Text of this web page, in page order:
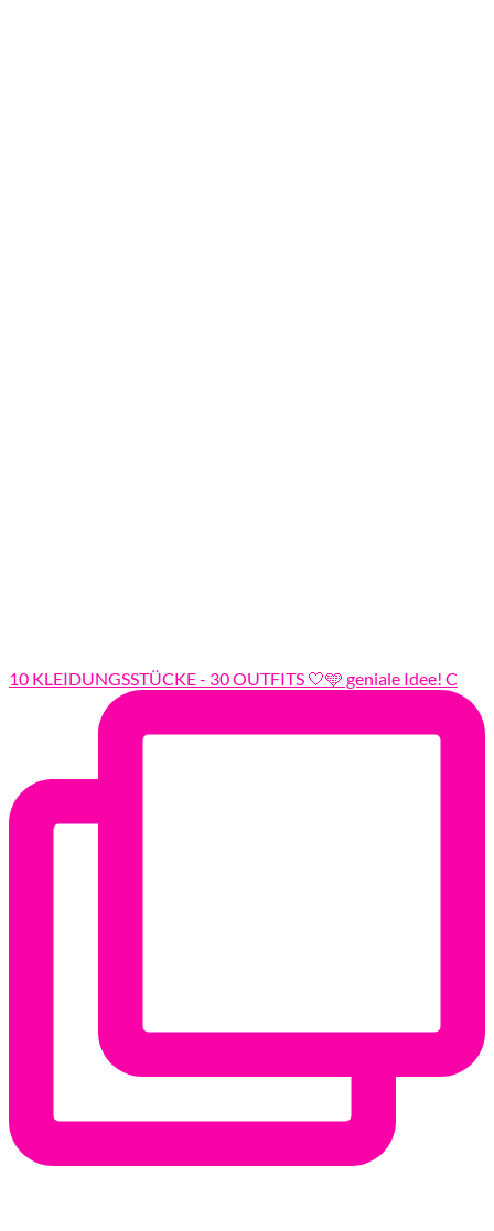
10 KLEIDUNGSSTÜCKE - 30 OUTFITS 🤍🩵 geniale Idee! C